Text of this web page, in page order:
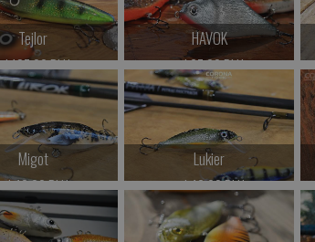
Tejlor
137.00 PLN
Kup teraz >
HAVOK
od 67.00 PLN
Kup teraz >
Migot
46.00 PLN
Kup teraz >
Lukier
od 46.00 PLN
Kup teraz >